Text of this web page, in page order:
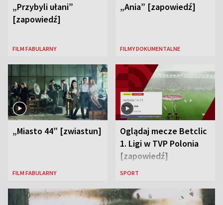
„Przybyli ułani”
[zapowiedź]
FILM FABULARNY
„Ania” [zapowiedź]
FILMY DOKUMENTALNE
„Miasto 44” [zwiastun]
FILM FABULARNY
Oglądaj mecze Betclic
1. Ligi w TVP Polonia
[zapowiedź]
SPORT